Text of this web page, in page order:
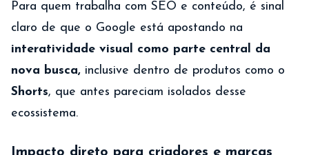
Para quem trabalha com SEO e conteúdo, é sinal
claro de que o Google está apostando na
interatividade visual como parte central da
nova busca, inclusive dentro de produtos como o
Shorts, que antes pareciam isolados desse
ecossistema.